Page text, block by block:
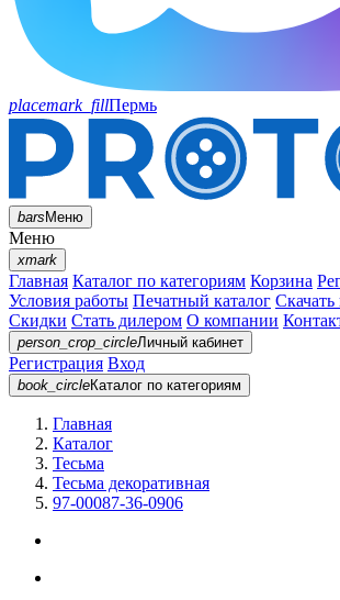
placemark_fillПермь
barsМеню
Меню
xmark
Главная Каталог по категориям Корзина
Условия работы Печатный каталог Скачать
Скидки Стать дилером О компании
person_crop_circleЛичный кабинет
Регистрация Вход
book_circleКаталог по категориям
Главная
Каталог
Тесьма
Тесьма декоративная
97-00087-36-0906